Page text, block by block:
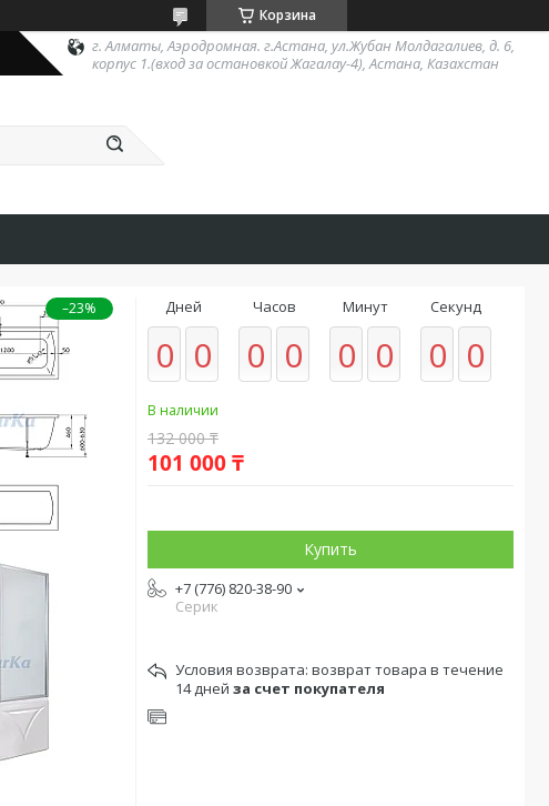
Корзина
г. Алматы, Аэродромная. г.Астана, ул.Жубан Молдагалиев, д. 6,
корпус 1.(вход за остановкой Жагалау-4), Астана, Казахстан
–23% Дней
0 0
Часов
0 0
Минут
0 0
Секунд
0 0
В наличии
132 000 ₸
101 000 ₸
Купить
+7 (776) 820-38-90
Серик
возврат товара в течение
14 дней за счет покупателя